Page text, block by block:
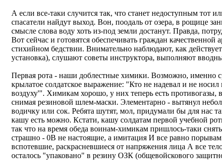
А если все-таки случится так, что станет недоступным тот
спасатели найдут выход. Вон, поодаль от озера, в рощице
смысле слова воду хоть из-под земли достанут. Правда,
Вот сейчас и готовятся обеспечивать граждан
стихийном бедствии. Внимательно наблюдают, как
установка), слушают советы инструктора, выполняют
Первая рота - наши доблестные химики. Возможно, именно
крылатое солдатское выражение: "Кто не надевал и не носил
воздуху'". Химикам хорошо, у них теперь есть
снимая резиновой шлем-маски. Элементарно - вытянул
водичку или сок. Ребята шутят, мол, придумали бы для нас
кашу есть можно. Кстати, кашу солдатам первой учебной
так что на время обеда воинам-химикам пришлось-таки
страшно - 0В не настоящие, а имитация И все равно порывам
вспотевшие, раскрасневшиеся от напряжения лица А все
осталось "упаковано" в резину ОЗК (общевойскового